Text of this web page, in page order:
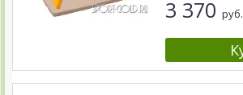
3 370 руб.